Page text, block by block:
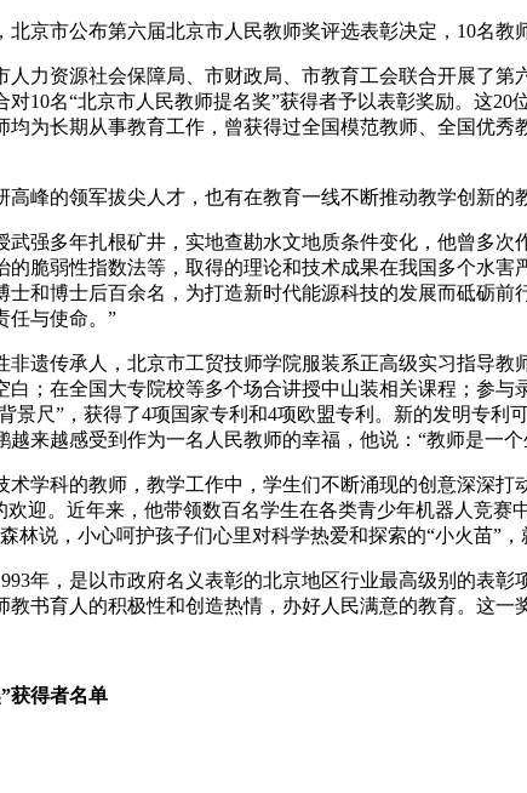
北京市公布第六届北京市人民教师奖评选表彰决定，10名教
人力资源社会保障局、市财政局、市教育工会联合开展了
对10名“北京市人民教师提名奖”获得者予以表彰奖励。这
均为长期从事教育工作，曾获得过全国模范教师、全国优
峰的领军拔尖人才，也有在教育一线不断推动教学创新的
武强多年扎根矿井，实地查勘水文地质条件变化，他曾多
的脆弱性指数法等，取得的理论和技术成果在我国多个水
士和博士后百余名，为打造新时代能源科技的发展而砥砺
任与使命。”
非遗传承人，北京市工贸技师学院服装系正高级实习指导
白；在全国大专院校等多个场合讲授中山装相关课程；参
景尺”，获得了4项国家专利和4项欧盟专利。新的发明专
越来越感受到作为一名人民教师的幸福，他说：“教师是
术学科的教师，教学工作中，学生们不断涌现的创意深深
欢迎。近年来，他带领数百名学生在各类青少年机器人竞
林说，小心呵护孩子们心里对科学热爱和探索的“小火苗”，
年，是以市政府名义表彰的北京地区行业最高级别的表
书育人的积极性和创造热情，办好人民满意的教育。这一
获得者名单